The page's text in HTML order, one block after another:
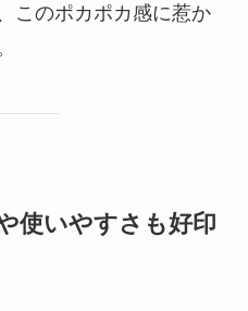
このポカポカ感に惹か
使いやすさも好印